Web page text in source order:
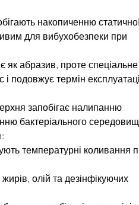
накопиченню
для вибухобезпеки при
як абразив, проте спеціальне
і подовжує термін
запобігає налипанню
бактеріального
температурні коливання
жирів, олій та дезінфікуючих